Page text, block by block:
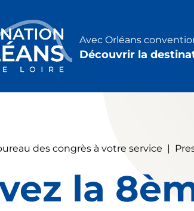
Avec Orléans
Découvrir la
des congrès à votre service |
la